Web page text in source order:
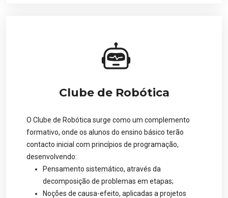
Clube de Robótica
O Clube de Robótica surge como um complemento
formativo, onde os alunos do ensino básico terão
contacto inicial com princípios de programação,
desenvolvendo:
Pensamento sistemático, através da
decomposição de problemas em etapas;
Noções de causa-efeito, aplicadas a projetos